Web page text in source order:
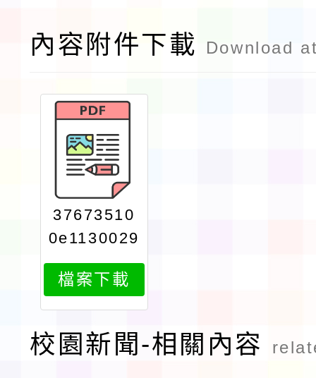
內容附件下載 Download
37673510
0e1130029
602attach
1
檔案下載
校園新聞-相關內容